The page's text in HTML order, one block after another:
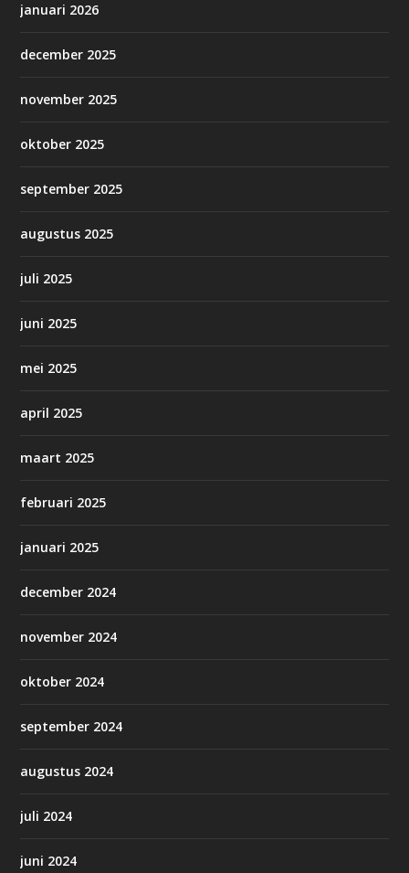
januari 2026
december 2025
november 2025
oktober 2025
september 2025
augustus 2025
juli 2025
juni 2025
mei 2025
april 2025
maart 2025
februari 2025
januari 2025
december 2024
november 2024
oktober 2024
september 2024
augustus 2024
juli 2024
juni 2024